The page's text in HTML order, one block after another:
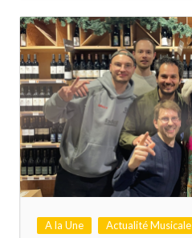
A la Une Actualité Musicale